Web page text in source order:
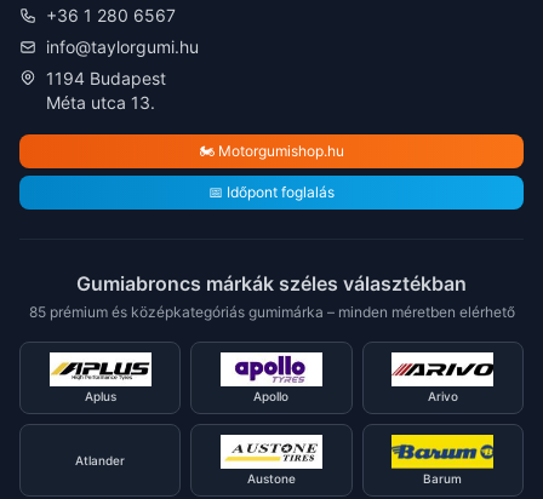
+36 1 280 6567
info@taylorgumi.hu
1194 Budapest
Méta utca 13.
🏍️ Motorgumishop.hu
📅 Időpont foglalás
Gumiabroncs márkák széles választékban
85 prémium és középkategóriás gumimárka – minden méretben elérhető
Aplus Apollo Arivo
Atlander
Austone
Barum